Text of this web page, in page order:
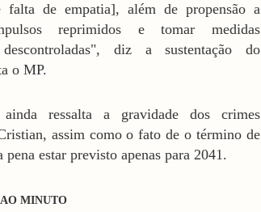
de empatia], além de propensão a
reprimidos e tomar medidas
diz a sustentação do
o MP.
ressalta a gravidade dos crimes
assim como o fato de o término de
estar previsto apenas para 2041.
MINUTO